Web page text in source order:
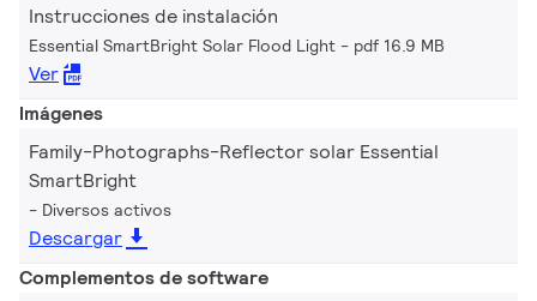
Instrucciones de instalación
Essential SmartBright Solar Flood Light pdf 16.9 MB
Ver
Imágenes
Family-Photographs-Reflector solar Essential
SmartBright
Diversos activos
Descargar
Complementos de software